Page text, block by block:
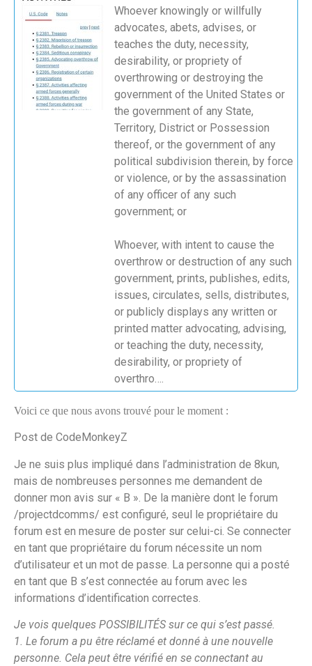
Whoever knowingly or willfully
advocates, abets, advises, or
teaches the duty, necessity,
desirability, or propriety of
overthrowing or destroying the
government of the United States or
the government of any State,
Territory, District or Possession
thereof, or the government of any
political subdivision therein, by force
or violence, or by the assassination
of any officer of any such
government; or
Whoever, with intent to cause the
overthrow or destruction of any such
government, prints, publishes, edits,
issues, circulates, sells, distributes,
or publicly displays any written or
printed matter advocating, advising,
or teaching the duty, necessity,
desirability, or propriety of
overthro….
Voici ce que nous avons trouvé pour le moment :
Post de CodeMonkeyZ
Je ne suis plus impliqué dans l’administration de 8kun,
mais de nombreuses personnes me demandent de
donner mon avis sur « B ». De la manière dont le forum
/projectdcomms/ est configuré, seul le propriétaire du
forum est en mesure de poster sur celui-ci. Se connecter
en tant que propriétaire du forum nécessite un nom
d’utilisateur et un mot de passe. La personne qui a posté
en tant que B s’est connectée au forum avec les
informations d’identification correctes.
Je vois quelques POSSIBILITÉS sur ce qui s’est passé.
1. Le forum a pu être réclamé et donné à une nouvelle
personne. Cela peut être vérifié en se connectant au